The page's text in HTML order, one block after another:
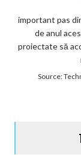
important pas
de anul
proiectate să
Source: